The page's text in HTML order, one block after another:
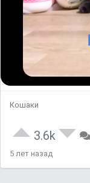
Кошаки
3.6k
5 лет назад